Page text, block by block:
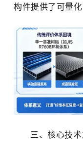
构件提供了可量化
三、核心技